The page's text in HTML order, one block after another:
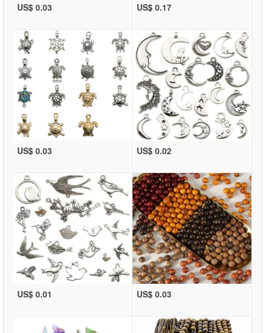
US$ 0.03 US$ 0.17
US$ 0.03 US$ 0.02
US$ 0.01 US$ 0.03